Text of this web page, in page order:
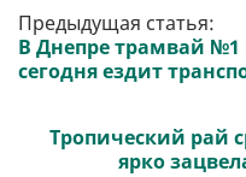
Предыдущая статья:
В Днепре трамвай
сегодня ездит
Тропический рай
ярко